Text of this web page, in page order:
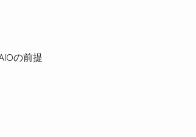
の前提